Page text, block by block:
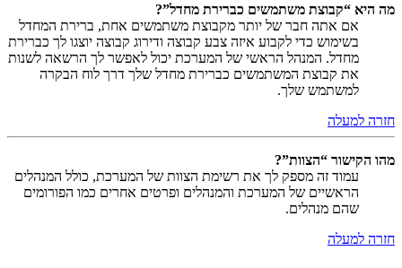
מה היא “קבוצת משתמשים כברירת מחדל”?
אם אתה חבר של יותר מקבוצת משתמשים אחת, ברירת המחדל
בשימוש כדי לקבוע איזה צבע קבוצה ודירוג קבוצה יוצגו לך כברירת
מחדל. המנהל הראשי של המערכת יכול לאפשר לך הרשאה לשנות
את קבוצת המשתמשים כברירת מחדל שלך דרך לוח הבקרה
למשתמש שלך.
חזרה למעלה
מהו הקישור “הצוות”?
עמוד זה מספק לך את רשימת הצוות של המערכת, כולל המנהלים
הראשיים של המערכת והמנהלים ופרטים אחרים כמו הפורומים
שהם מנהלים.
חזרה למעלה